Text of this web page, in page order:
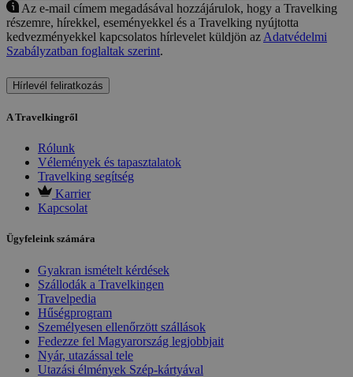
Az e-mail címem megadásával hozzájárulok, hogy a Travelking
részemre, hírekkel, eseményekkel és a Travelking nyújtotta
kedvezményekkel kapcsolatos hírlevelet küldjön az Adatvédelmi
Szabályzatban foglaltak szerint.
Hírlevél feliratkozás
A Travelkingről
Rólunk
Vélemények és tapasztalatok
Travelking segítség
Karrier
Kapcsolat
Ügyfeleink számára
Gyakran ismételt kérdések
Szállodák a Travelkingen
Travelpedia
Hűségprogram
Személyesen ellenőrzött szállások
Fedezze fel Magyarország legjobbjait
Nyár, utazással tele
Utazási élmények Szép-kártyával